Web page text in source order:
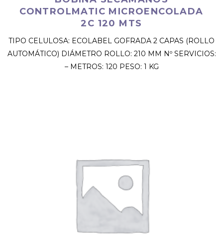
CONTROLMATIC MICROENCOLADA
2C 120 MTS
TIPO CELULOSA: ECOLABEL GOFRADA 2 CAPAS (ROLLO
AUTOMÁTICO) DIÁMETRO ROLLO: 210 MM Nº SERVICIOS:
– METROS: 120 PESO: 1 KG